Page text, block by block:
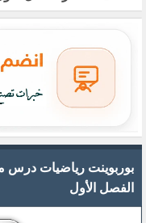
بوربوينت رياضيات درس
الفصل الأول